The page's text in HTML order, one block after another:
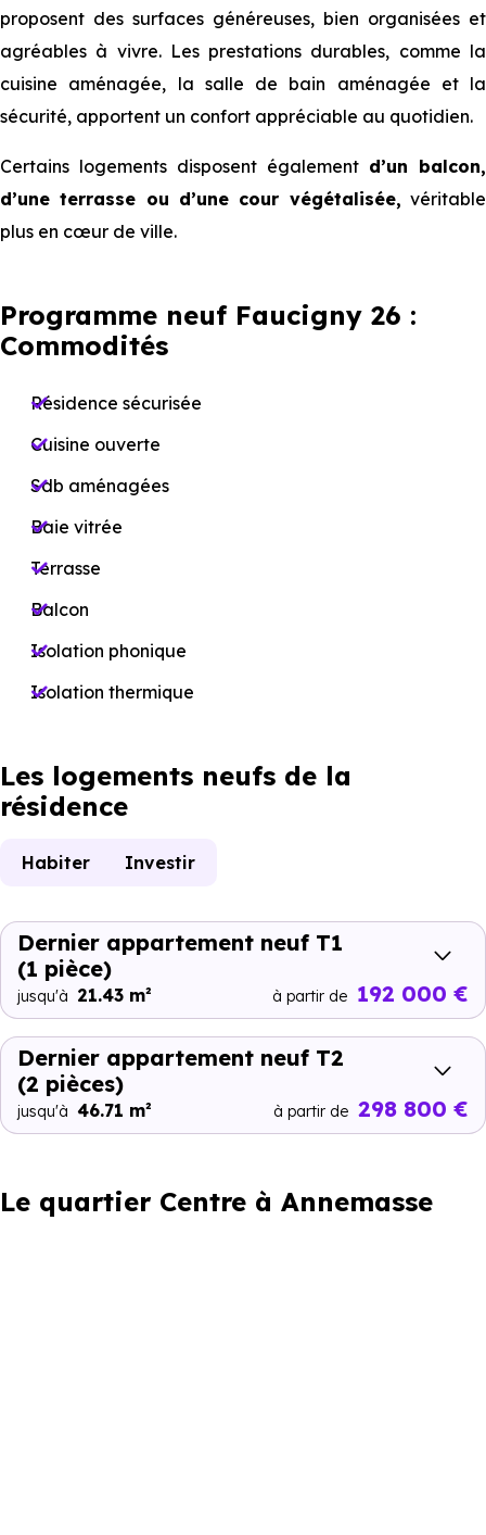
proposent des surfaces généreuses, bien organisées et
agréables à vivre. Les prestations durables, comme la
cuisine aménagée, la salle de bain aménagée et la
sécurité, apportent un confort appréciable au quotidien.
Certains logements disposent également d’un balcon,
d’une terrasse ou d’une cour végétalisée, véritable
plus en cœur de ville.
Programme neuf Faucigny 26 :
Commodités
Résidence sécurisée
Cuisine ouverte
Sdb aménagées
Baie vitrée
Terrasse
Balcon
Isolation phonique
Isolation thermique
Les logements neufs de la
résidence
Habiter Investir
Dernier appartement neuf T1
(1 pièce)
jusqu'à 21.43 m² à partir de 192 000 €
Dernier appartement neuf T2
(2 pièces)
jusqu'à 46.71 m² à partir de 298 800 €
Le quartier Centre à Annemasse